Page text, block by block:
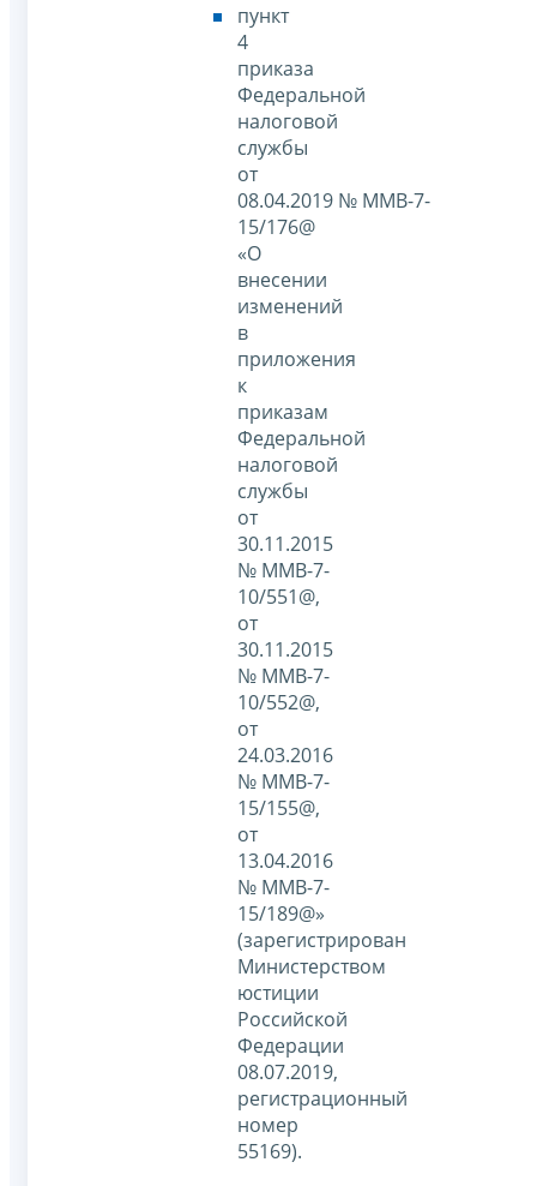
пункт
4
приказа
Федеральной
налоговой
службы
от
08.04.2019 № ММВ-7-
15/176@
«О
внесении
изменений
в
приложения
к
приказам
Федеральной
налоговой
службы
от
30.11.2015
№ ММВ-7-
10/551@,
от
30.11.2015
№ ММВ-7-
10/552@,
от
24.03.2016
№ ММВ-7-
15/155@,
от
13.04.2016
№ ММВ-7-
15/189@»
(зарегистрирован
Министерством
юстиции
Российской
Федерации
08.07.2019,
регистрационный
номер
55169).